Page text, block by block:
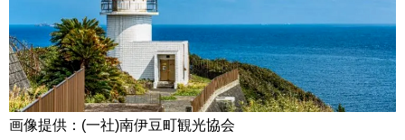
画像提供：(一社)南伊豆町観光協会